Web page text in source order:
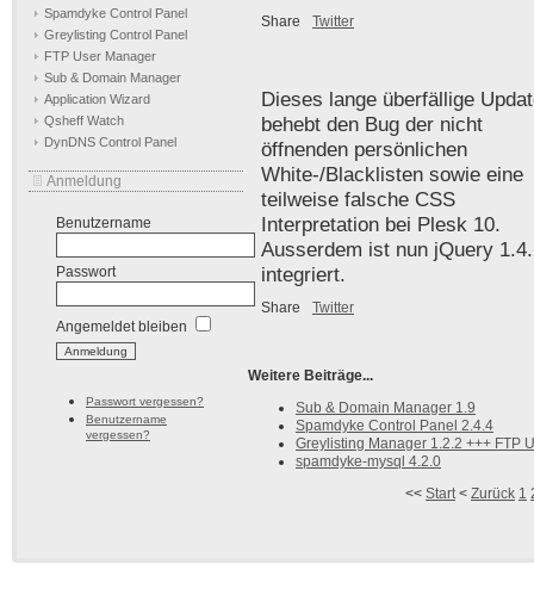
Spamdyke Control Panel
Greylisting Control Panel
FTP User Manager
Sub & Domain Manager
Application Wizard
Qsheff Watch
DynDNS Control Panel
Anmeldung
Benutzername
Passwort
Angemeldet bleiben
Passwort vergessen?
Benutzername
vergessen?
Share Twitter
Dieses lange überfällige
behebt den Bug der nicht
öffnenden persönlichen
White-/Blacklisten sowie eine
teilweise falsche CSS
Interpretation bei Plesk 10.
Ausserdem ist nun jQuery
integriert.
Share Twitter
Weitere Beiträge...
Sub & Domain Manager 1.9
Spamdyke Control Panel 2.4.4
Greylisting Manager 1.2.2 +++ FTP
spamdyke-mysql 4.2.0
<< Start< Zurück 1